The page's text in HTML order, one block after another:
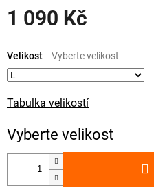
1 090 Kč
cena:
Tabulka velikostí
Velikost